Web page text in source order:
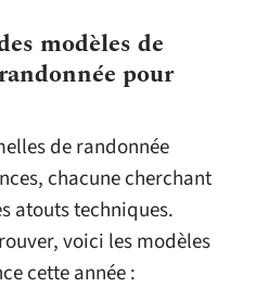
modèles de
pour
de randonnée
chacune cherchant
atouts techniques.
voici les modèles
cette année :